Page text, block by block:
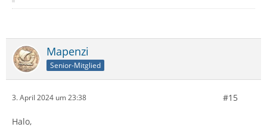
Mapenzi
Senior-Mitglied
3. April 2024 um 23:38 #15
Halo,